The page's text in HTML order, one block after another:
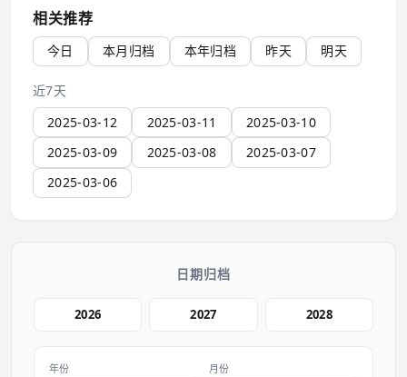
相关推荐
今日 本月归档 本年归档 昨天 明天
近7天
2025-03-12
2025-03-11
2025-03-10
2025-03-09
2025-03-08
2025-03-07
2025-03-06
日期归档
2026 2027 2028
年份 月份